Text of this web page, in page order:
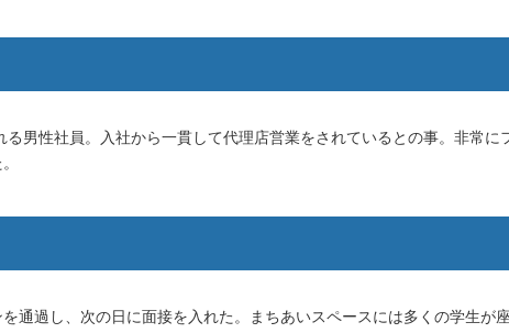
男性社員。入社から一貫して代理店営業をされているとの事。非常に
通過し、次の日に面接を入れた。まちあいスペースには多くの学生が